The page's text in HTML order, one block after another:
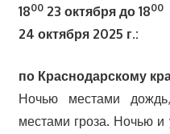
180023 октября до 1800
24 октября 2025 г.:
по Краснодарскому
Ночью местами
местами гроза. Ночью